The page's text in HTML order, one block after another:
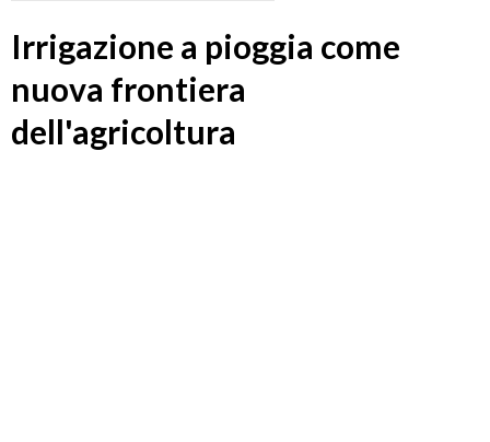
Irrigazione a pioggia come
nuova frontiera
dell'agricoltura